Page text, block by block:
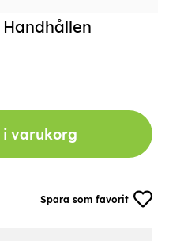
Spara som favorit
i varukorg